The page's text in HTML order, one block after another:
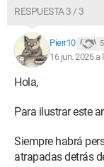
RESPUESTA 3 / 3
Pierr10
16 jun. 2026 a
Hola,
Para ilustrar este
Siempre habrá
atrapadas detrás